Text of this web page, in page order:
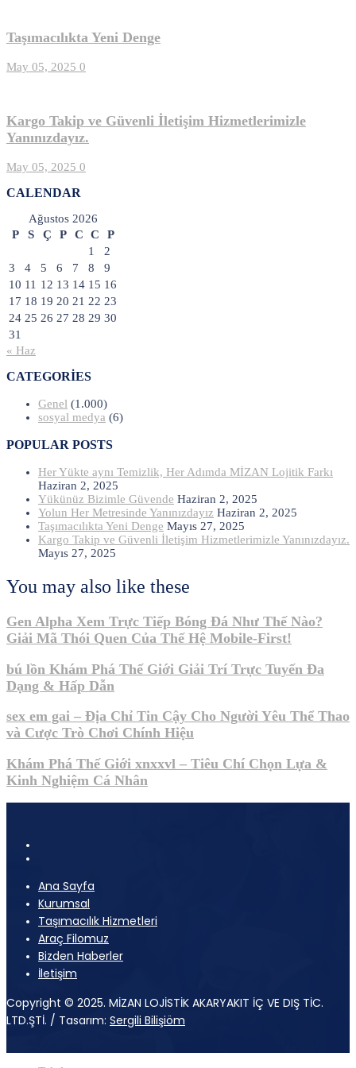
Taşımacılıkta Yeni Denge
May 05, 2025 0
Kargo Takip ve Güvenli İletişim Hizmetlerimizle
Yanınızdayız.
May 05, 2025 0
CALENDAR
Ağustos 2026
P
S Ç P C C
P
1
2
3
4 5 6 7 8
9
10 11 12 13 14 15 16
17 18 19 20 21 22 23
24 25 26 27 28 29 30
31
« Haz
CATEGORIES
Genel (1.000)
sosyal medya (6)
POPULAR POSTS
Her Yükte aynı Temizlik, Her Adımda MİZAN Lojitik Farkı
Haziran 2, 2025
Yükünüz Bizimle Güvende Haziran 2, 2025
Yolun Her Metresinde Yanınızdayız Haziran 2, 2025
Taşımacılıkta Yeni Denge Mayıs 27, 2025
Kargo Takip ve Güvenli İletişim Hizmetlerimizle Yanınızdayız.
Mayıs 27, 2025
You may also like these
Gen Alpha Xem Trực Tiếp Bóng Đá Như Thế Nào?
Giải Mã Thói Quen Của Thế Hệ Mobile-First!
bú lồn Khám Phá Thế Giới Giải Trí Trực Tuyến Đa
Dạng & Hấp Dẫn
sex em gai – Địa Chỉ Tin Cậy Cho Người Yêu Thể Thao
và Cược Trò Chơi Chính Hiệu
Khám Phá Thế Giới xnxxvl – Tiêu Chí Chọn Lựa &
Kinh Nghiệm Cá Nhân
Ana Sayfa
Kurumsal
Taşımacılık Hizmetleri
Araç Filomuz
Bizden Haberler
İletişim
Copyright © 2025. MİZAN LOJİSTİK AKARYAKIT İÇ VE DIŞ TİC.
LTD.ŞTİ. / Tasarım: Sergili Bilişiöm